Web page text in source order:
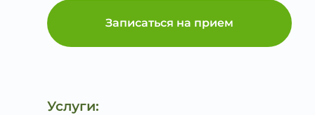
Записаться на прием
Услуги: